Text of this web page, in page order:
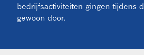
bedrijfsactiviteiten gingen tijdens
gewoon door.